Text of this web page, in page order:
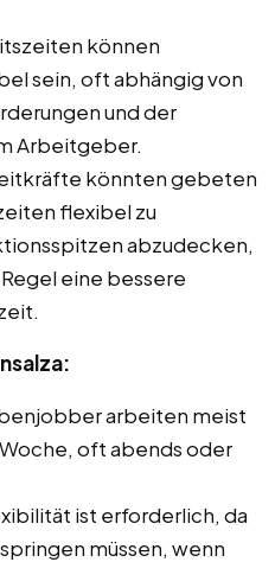
können
sein, oft abhängig von
und der
Arbeitgeber.
könnten gebeten
flexibel zu
abzudecken,
eine bessere
arbeiten meist
oft abends oder
ist erforderlich, da
müssen, wenn